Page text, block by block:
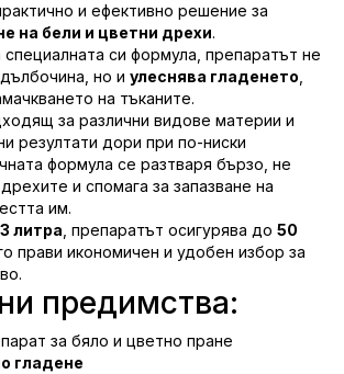
и ефективно решение за
на бели и цветни дрехи.
си формула, препаратът не
но и улеснява гладенето
на тъканите.
за различни видове материи и
резултати дори при по-ниски
формула се разтваря бързо, не
и спомага за запазване на
им.
3 литра , препаратът осигурява до 50
прави икономичен и удобен избор за
предимства:
за бяло и цветно пране
гладене